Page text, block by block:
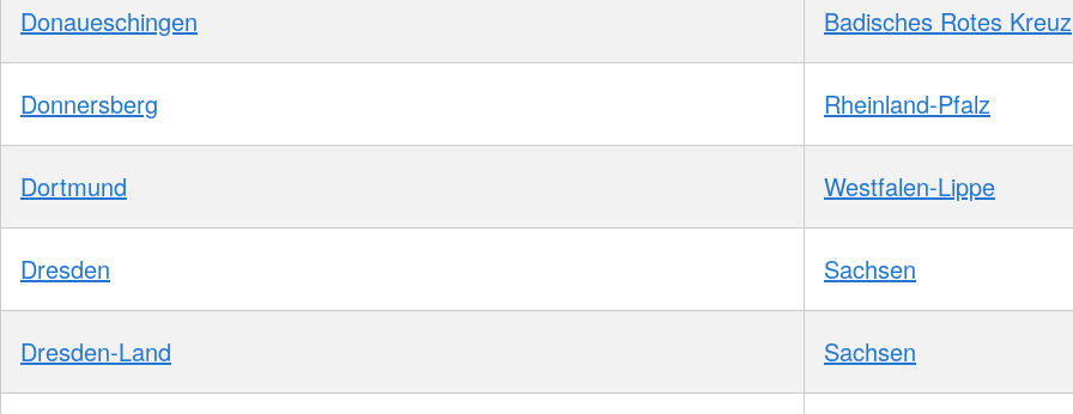
Donaueschingen Badisches Rotes Kreuz
Donnersberg Rheinland-Pfalz
Dortmund Westfalen-Lippe
Dresden Sachsen
Dresden-Land Sachsen